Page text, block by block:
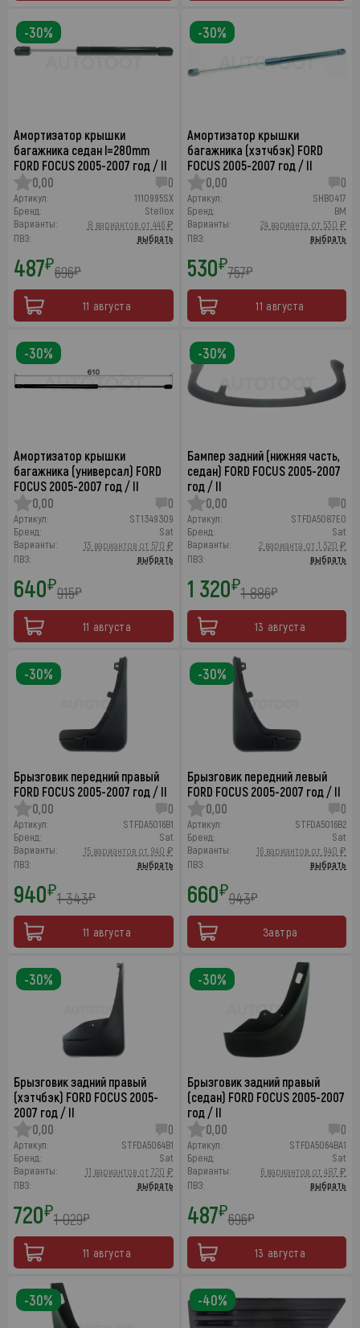
Амортизатор крышки
багажника седан l=280mm
FORD FOCUS 2005-2007 год / II
0,00
0
Артикул:
1110995SX
Бренд:
Stellox
Варианты:
8 вариантов от 446 ₽
ПВЗ:
выбрать
487₽696₽
11 августа
-30%
Амортизатор крышки
багажника (хэтчбэк) FORD
FOCUS 2005-2007 год / II
0,00
0
Артикул:
SHB0417
Бренд:
BM
Варианты:
24 варианта от 530 ₽
ПВЗ:
выбрать
530₽757₽
11 августа
-30%
Амортизатор крышки
багажника (универсал) FORD
FOCUS 2005-2007 год / II
0,00
0
Артикул:
ST1349309
Бренд:
Sat
Варианты:
13 вариантов от 570 ₽
ПВЗ:
выбрать
640₽915₽
11 августа
-30%
Бампер задний (нижняя часть,
седан) FORD FOCUS 2005-2007
год / II
0,00
0
Артикул:
STFDA5087E0
Бренд:
Sat
Варианты:
2 варианта от 1 320 ₽
ПВЗ:
выбрать
1 320₽1 886₽
13 августа
-30%
Брызговик передний правый
FORD FOCUS 2005-2007 год / II
0,00
0
Артикул:
STFDA5016B1
Бренд:
Sat
Варианты:
15 вариантов от 940 ₽
ПВЗ:
выбрать
940₽1 343₽
11 августа
-30%
Брызговик передний левый
FORD FOCUS 2005-2007 год / II
0,00
0
Артикул:
STFDA5016B2
Бренд:
Sat
Варианты:
16 вариантов от 940 ₽
ПВЗ:
выбрать
660₽943₽
Завтра
-30%
Брызговик задний правый
(хэтчбэк) FORD FOCUS 2005-
2007 год / II
0,00
0
Артикул:
STFDA5064B1
Бренд:
Sat
Варианты:
11 вариантов от 720 ₽
ПВЗ:
выбрать
720₽1 029₽
11 августа
-30%
Брызговик задний правый
(седан) FORD FOCUS 2005-2007
год / II
0,00
0
Артикул:
STFDA5064BA1
Бренд:
Sat
Варианты:
6 вариантов от 487 ₽
ПВЗ:
выбрать
487₽696₽
13 августа
-30%
-30% -40%